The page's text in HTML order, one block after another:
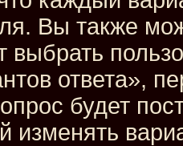
Вы также
выбрать
ответа»,
опрос будет
изменять